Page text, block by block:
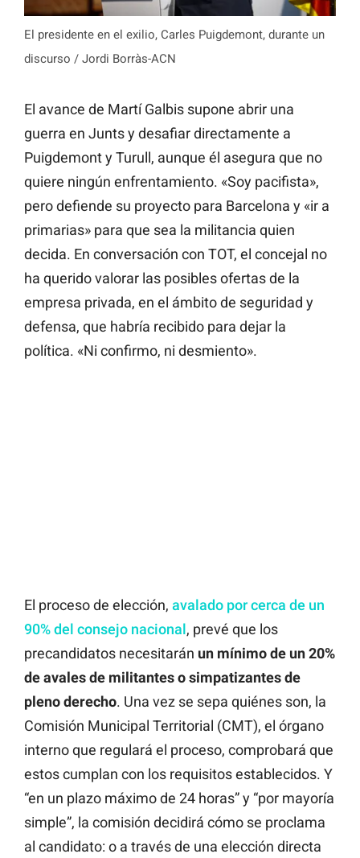
El presidente en el exilio, Carles Puigdemont, durante un
discurso / Jordi Borràs-ACN
El avance de Martí Galbis supone abrir una
guerra en Junts y desafiar directamente a
Puigdemont y Turull, aunque él asegura que no
quiere ningún enfrentamiento. «Soy pacifista»,
pero defiende su proyecto para Barcelona y «ir a
primarias» para que sea la militancia quien
decida. En conversación con TOT, el concejal no
ha querido valorar las posibles ofertas de la
empresa privada, en el ámbito de seguridad y
defensa, que habría recibido para dejar la
política. «Ni confirmo, ni desmiento».
El proceso de elección, avalado por cerca de un
90% del consejo nacional, prevé que los
precandidatos necesitarán un mínimo de un 20%
de avales de militantes o simpatizantes de
pleno derecho. Una vez se sepa quiénes son, la
Comisión Municipal Territorial (CMT), el órgano
interno que regulará el proceso, comprobará que
estos cumplan con los requisitos establecidos. Y
“en un plazo máximo de 24 horas” y “por mayoría
simple”, la comisión decidirá cómo se proclama
al candidato: o a través de una elección directa